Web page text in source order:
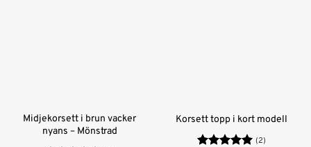
Midjekorsett i brun vacker
nyans – Mönstrad
Korsett topp i kort modell
(2)